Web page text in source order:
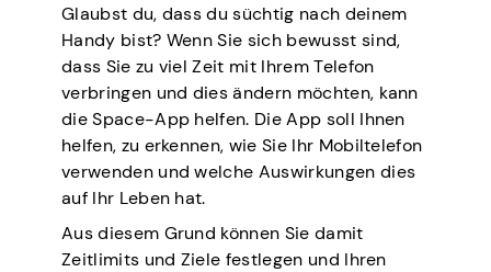
Glaubst du, dass du süchtig nach deinem
Handy bist? Wenn Sie sich bewusst sind,
dass Sie zu viel Zeit mit Ihrem Telefon
verbringen und dies ändern möchten, kann
die Space-App helfen. Die App soll Ihnen
helfen, zu erkennen, wie Sie Ihr Mobiltelefon
verwenden und welche Auswirkungen dies
auf Ihr Leben hat.
Aus diesem Grund können Sie damit
Zeitlimits und Ziele festlegen und Ihren